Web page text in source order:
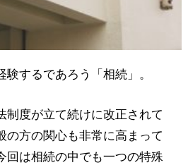
するであろう「相続」。
制度が立て続けに改正されて
の方の関心も非常に高まって
回は相続の中でも一つの特殊